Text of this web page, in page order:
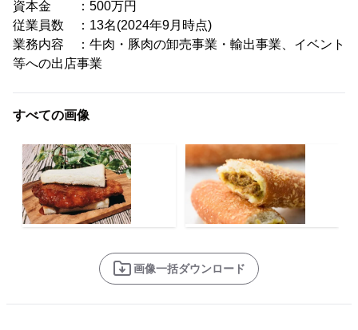
資本金 ：500万円
従業員数 ：13名(2024年9月時点)
業務内容 ：牛肉・豚肉の卸売事業・輸出事業、イベント
等への出店事業
すべての画像
画像一括ダウンロード